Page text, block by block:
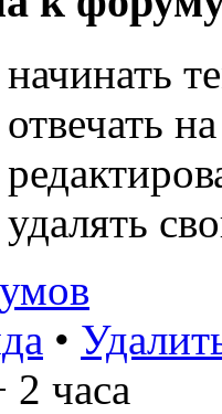
начинать
отвечать
удалять
•
часа